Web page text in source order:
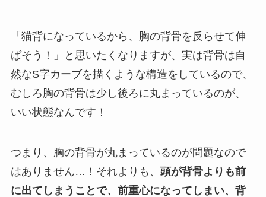
「猫背になっているから、胸の背骨を反らせて伸
ばそう！」と思いたくなりますが、実は背骨は自
然なS字カーブを描くような構造をしているので、
むしろ胸の背骨は少し後ろに丸まっているのが、
いい状態なんです！
つまり、胸の背骨が丸まっているのが問題なので
はありません…！それよりも、 頭が背骨よりも前
に出てしまうことで、前重心になってしまい、背